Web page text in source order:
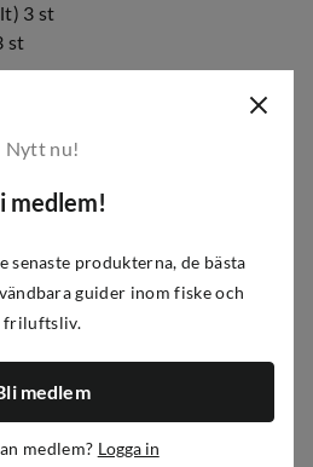
3 st
st
st
1 st
Nytt nu!
medlem!
senaste produkterna, de bästa
guider inom fiske och
friluftsliv.
medlem
medlem? Logga in